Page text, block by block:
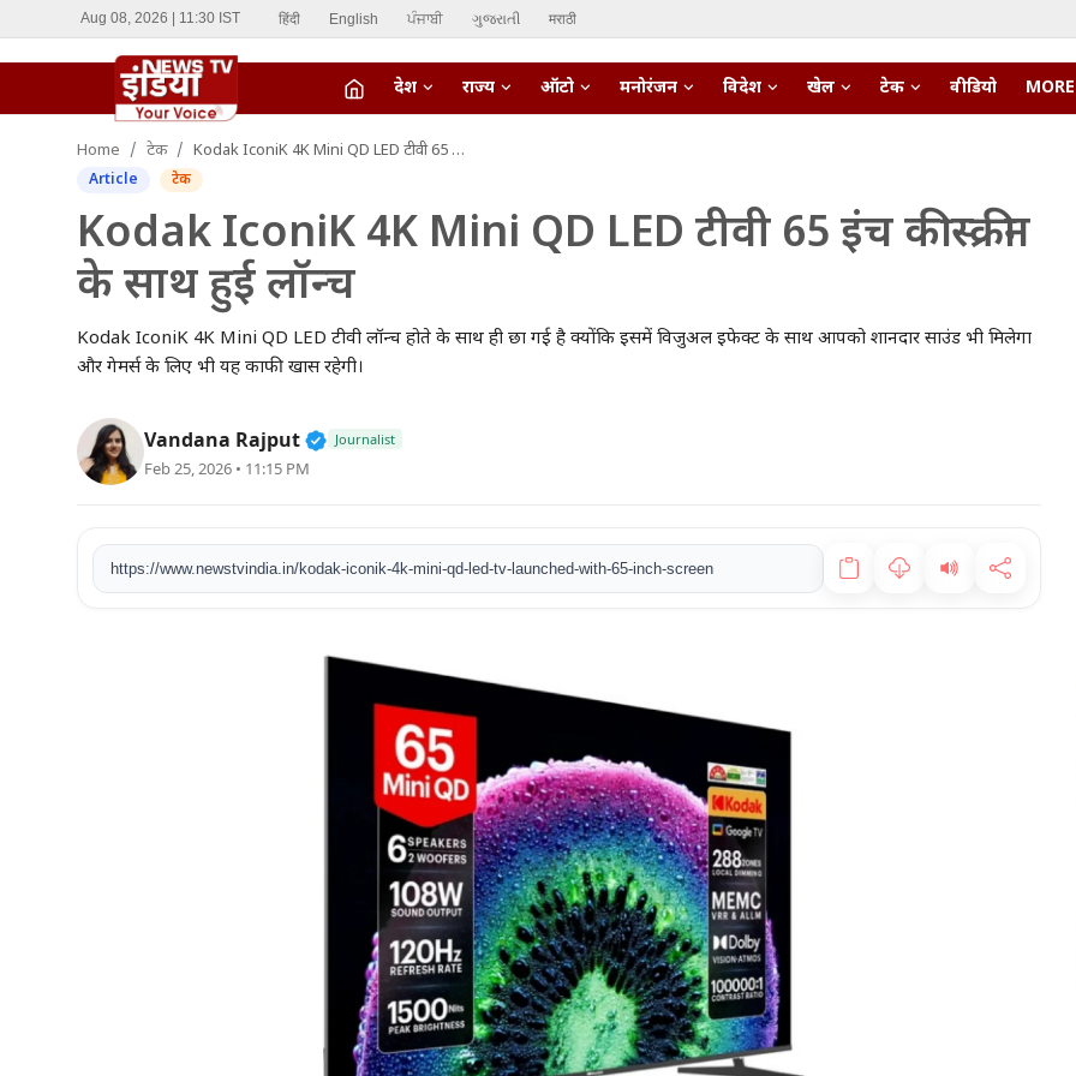
Aug 08, 2026 | 11:30 IST हिंदी English ਪੰਜਾਬੀ ગુજરાતી मराठी
देश राज्य ऑटो मनोरंजन विदेश खेल टेक वीडियो MORE
LIVE TV
मनोरंजन
Home टेक Kodak IconiK 4K Mini QD LED टीवी 65 इंच की स्क्रीन के साथ हुई लॉन्च
Article टेक
Kodak IconiK 4K Mini QD LED टीवी 65 इंच की स्क्रीन
के साथ हुई लॉन्च
Kodak IconiK 4K Mini QD LED टीवी लॉन्च होते के साथ ही छा गई है क्योंकि इसमें विजुअल इफेक्ट के साथ आपको शानदार साउंड भी मिलेगा
और गेमर्स के लिए भी यह काफी खास रहेगी।
Vandana Rajput Verified Public Figure • 27 Mar, 2026
Journalist
Feb 25, 2026 • 11:15 PM
https://www.newstvindia.in/kodak-iconik-4k-mini-qd-led-tv-launched-with-65-inch-screen